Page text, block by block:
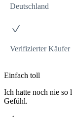
Deutschland
Verifizierter Käufer
Einfach toll
Ich hatte noch nie so
Gefühl.